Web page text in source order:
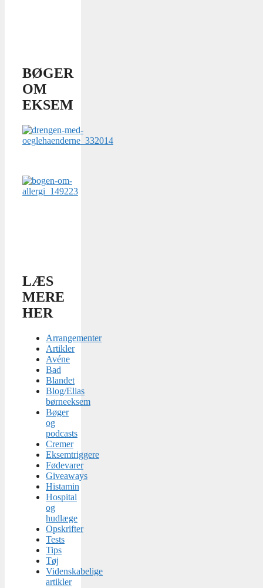
BØGER
OM
EKSEM
LÆS
MERE
HER
Arrangementer
Artikler
Avéne
Bad
Blandet
Blog/Elias
børneeksem
Bøger
og
podcasts
Cremer
Eksemtriggere
Fødevarer
Giveaways
Histamin
Hospital
og
hudlæge
Opskrifter
Tests
Tips
Tøj
Videnskabelige
artikler